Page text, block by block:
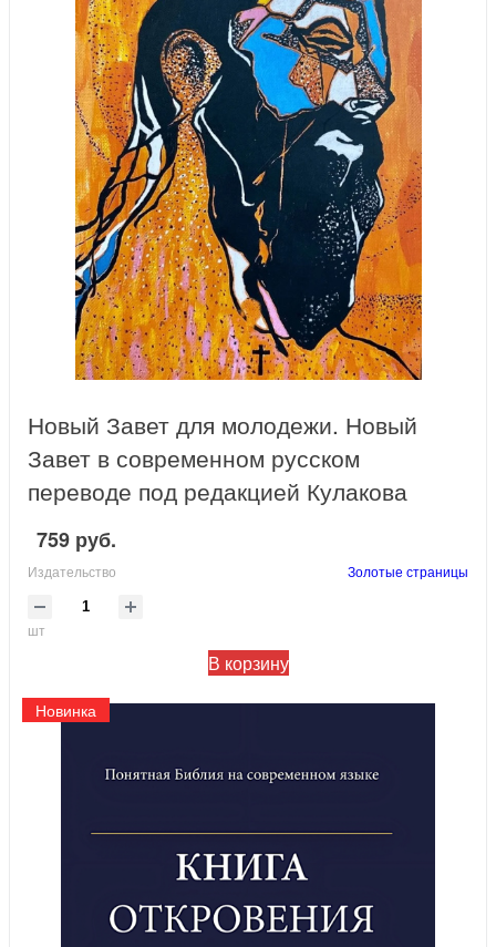
Новый Завет для молодежи. Новый
Завет в современном русском
переводе под редакцией Кулакова
759 руб.
Издательство Золотые страницы
шт
В корзину
Новинка